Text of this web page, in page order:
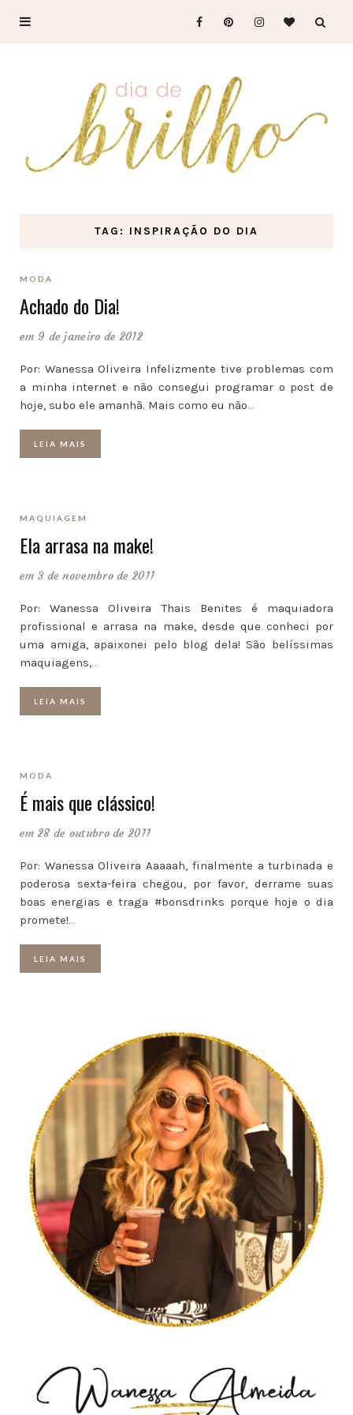
TAG: INSPIRAÇÃO DO DIA
MODA
Achado do Dia!
em 9 de janeiro de 2012
Por: Wanessa Oliveira Infelizmente tive problemas com
a minha internet e não consegui programar o post de
hoje, subo ele amanhã. Mais como eu não…
LEIA MAIS
MAQUIAGEM
Ela arrasa na make!
em 3 de novembro de 2011
Por: Wanessa Oliveira Thais Benites é maquiadora
profissional e arrasa na make, desde que conheci por
uma amiga, apaixonei pelo blog dela! São belíssimas
maquiagens,…
LEIA MAIS
MODA
É mais que clássico!
em 28 de outubro de 2011
Por: Wanessa Oliveira Aaaaah, finalmente a turbinada e
poderosa sexta-feira chegou, por favor, derrame suas
boas energias e traga #bonsdrinks porque hoje o dia
promete!…
LEIA MAIS